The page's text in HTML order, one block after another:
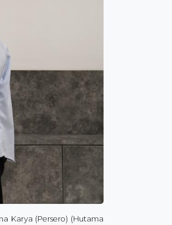
Karya (Persero) (Hutama